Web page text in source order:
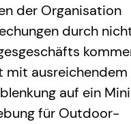
der Organisation
durch
mit
auf ein
für Outdoor-